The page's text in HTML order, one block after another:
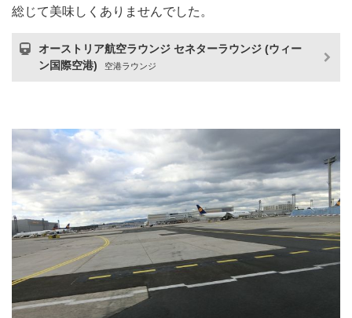
総じて美味しくありませんでした。
オーストリア航空ラウンジ セネターラウンジ (ウィー
ン国際空港)
空港ラウンジ